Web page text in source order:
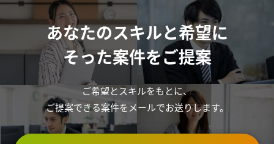
あなたのスキルと希望に
そった案件をご提案
ご希望とスキルをもとに、
ご提案できる案件をメールでお送りします。